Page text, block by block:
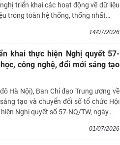
triển khai các hoạt động về dữ liệu
trong toàn hệ thống, thống nhất…
14/07/2026
khai thực hiện Nghị quyết 57-
công nghệ, đổi mới sáng tạo
Hà Nội), Ban Chỉ đạo Trung ương về
tạo và chuyển đổi số tổ chức Hội
Nghị quyết số 57-NQ/TW, ngày…
01/07/2026